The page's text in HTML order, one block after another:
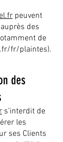
peuvent
des
de
fr/plaintes).
des
s’interdit de
les
ses Clients